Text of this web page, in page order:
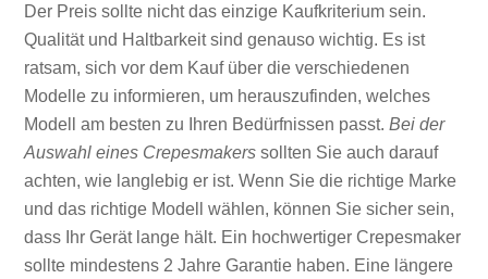
Der Preis sollte nicht das einzige Kaufkriterium sein.
Qualität und Haltbarkeit sind genauso wichtig. Es ist
ratsam, sich vor dem Kauf über die verschiedenen
Modelle zu informieren, um herauszufinden, welches
Modell am besten zu Ihren Bedürfnissen passt.Bei der
Auswahl eines Crepesmakers sollten Sie auch darauf
achten, wie langlebig er ist. Wenn Sie die richtige Marke
und das richtige Modell wählen, können Sie sicher sein,
dass Ihr Gerät lange hält. Ein hochwertiger Crepesmaker
sollte mindestens 2 Jahre Garantie haben. Eine längere